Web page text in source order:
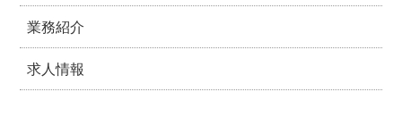
業務紹介
求人情報